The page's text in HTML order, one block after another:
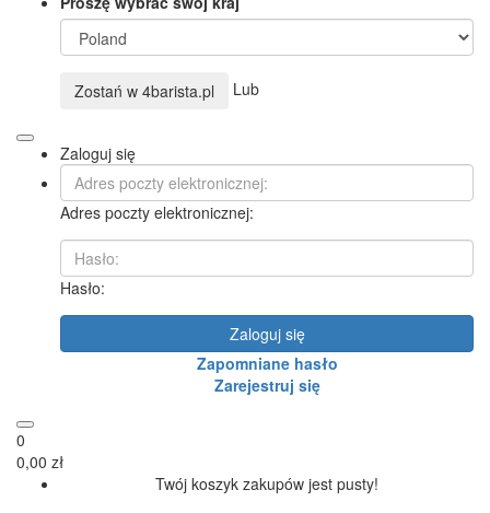
Zostań w 4barista.pl Lub
Zaloguj się
Adres poczty elektronicznej:
Hasło:
Zaloguj się
Zapomniane hasło
Zarejestruj się
0
0,00 zł
Twój koszyk zakupów jest pusty!